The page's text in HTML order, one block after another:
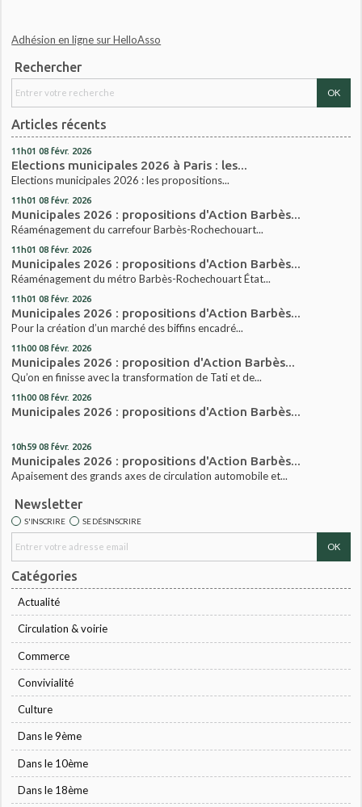
Adhésion en ligne sur HelloAsso
Rechercher
Articles récents
11h01 08 févr. 2026
Elections municipales 2026 à Paris : les...
Elections municipales 2026 : les propositions...
11h01 08 févr. 2026
Municipales 2026 : propositions d'Action Barbès...
Réaménagement du carrefour Barbès-Rochechouart...
11h01 08 févr. 2026
Municipales 2026 : propositions d'Action Barbès...
Réaménagement du métro Barbès-Rochechouart État...
11h01 08 févr. 2026
Municipales 2026 : propositions d'Action Barbès...
Pour la création d’un marché des biffins encadré...
11h00 08 févr. 2026
Municipales 2026 : proposition d'Action Barbès...
Qu’on en finisse avec la transformation de Tati et de...
11h00 08 févr. 2026
Municipales 2026 : propositions d'Action Barbès...
10h59 08 févr. 2026
Municipales 2026 : propositions d'Action Barbès...
Apaisement des grands axes de circulation automobile et...
Newsletter
S'INSCRIRE SE DÉSINSCRIRE
Catégories
Actualité
Circulation & voirie
Commerce
Convivialité
Culture
Dans le 9ème
Dans le 10ème
Dans le 18ème